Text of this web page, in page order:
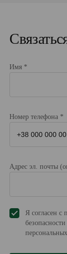
Имя *
Номер телефона *
Адрес эл. почты
Я согласен с